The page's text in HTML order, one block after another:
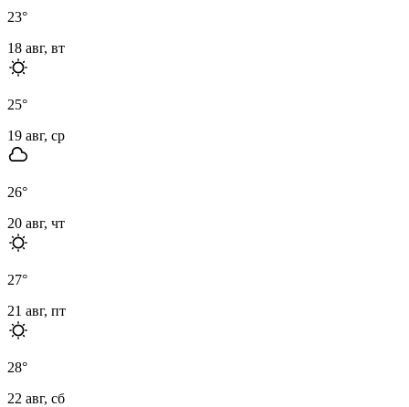
23°
18 авг, вт
25°
19 авг, ср
26°
20 авг, чт
27°
21 авг, пт
28°
22 авг, сб